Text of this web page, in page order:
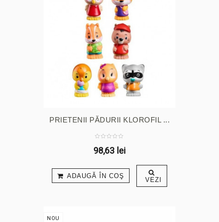
PRIETENII PĂDURII KLOROFIL ...
98,63 lei
ADAUGĂ ÎN COŞ VEZI
NOU